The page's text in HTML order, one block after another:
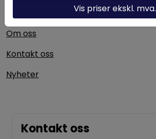
Hydraulikk-kalkulator
Om oss
Kontakt oss
Nyheter
Kontakt oss
Vis priser ekskl. mva.